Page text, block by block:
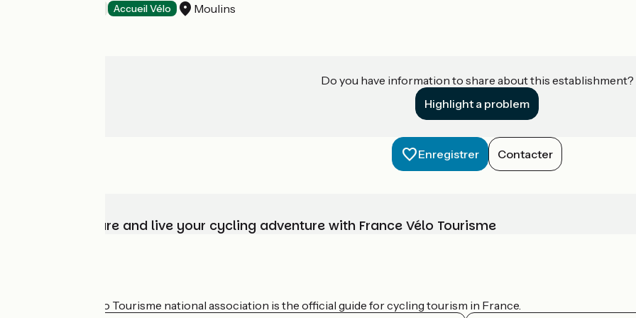
Accueil Vélo Moulins
Do you have information to share about this establishment?
Highlight a problem
Enregistrer Contacter
Choose, prepare and live your cycling adventure with France Vélo Tourisme
The France Vélo Tourisme national association is the official guide for cycling tourism in France.